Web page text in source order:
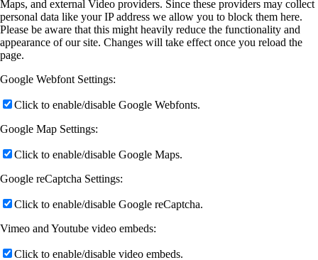
Maps, and external Video providers. Since these providers may collect
personal data like your IP address we allow you to block them here.
Please be aware that this might heavily reduce the functionality and
appearance of our site. Changes will take effect once you reload the
page.
Google Webfont Settings:
Click to enable/disable Google Webfonts.
Google Map Settings:
Click to enable/disable Google Maps.
Google reCaptcha Settings:
Click to enable/disable Google reCaptcha.
Vimeo and Youtube video embeds:
Click to enable/disable video embeds.